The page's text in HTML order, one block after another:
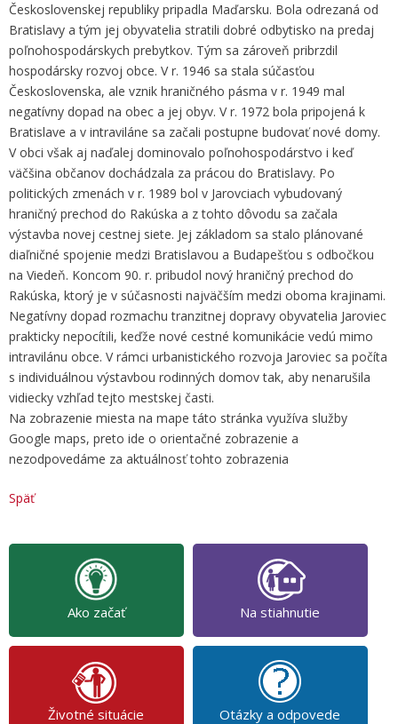
Československej republiky pripadla Maďarsku. Bola odrezaná od
Bratislavy a tým jej obyvatelia stratili dobré odbytisko na predaj
poľnohospodárskych prebytkov. Tým sa zároveň pribrzdil
hospodársky rozvoj obce. V r. 1946 sa stala súčasťou
Československa, ale vznik hraničného pásma v r. 1949 mal
negatívny dopad na obec a jej obyv. V r. 1972 bola pripojená k
Bratislave a v intraviláne sa začali postupne budovať nové domy.
V obci však aj naďalej dominovalo poľnohospodárstvo i keď
väčšina občanov dochádzala za prácou do Bratislavy. Po
politických zmenách v r. 1989 bol v Jarovciach vybudovaný
hraničný prechod do Rakúska a z tohto dôvodu sa začala
výstavba novej cestnej siete. Jej základom sa stalo plánované
diaľničné spojenie medzi Bratislavou a Budapešťou s odbočkou
na Viedeň. Koncom 90. r. pribudol nový hraničný prechod do
Rakúska, ktorý je v súčasnosti najväčším medzi oboma krajinami.
Negatívny dopad rozmachu tranzitnej dopravy obyvatelia Jaroviec
prakticky nepocítili, keďže nové cestné komunikácie vedú mimo
intravilánu obce. V rámci urbanistického rozvoja Jaroviec sa počíta
s individuálnou výstavbou rodinných domov tak, aby nenarušila
vidiecky vzhľad tejto mestskej časti.
Na zobrazenie miesta na mape táto stránka využíva služby
Google maps, preto ide o orientačné zobrazenie a
nezodpovedáme za aktuálnosť tohto zobrazenia
Späť
Ako začať Na stiahnutie
Životné situácie Otázky a odpovede